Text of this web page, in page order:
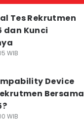
Tes Rekrutmen
dan Kunci
WIB
Device
Bersama
WIB